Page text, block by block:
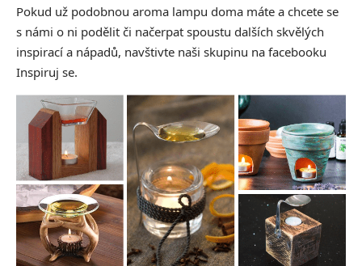
Pokud už podobnou aroma lampu doma máte a chcete se
s námi o ni podělit či načerpat spoustu dalších skvělých
inspirací a nápadů, navštivte naši skupinu na facebooku
Inspiruj se.